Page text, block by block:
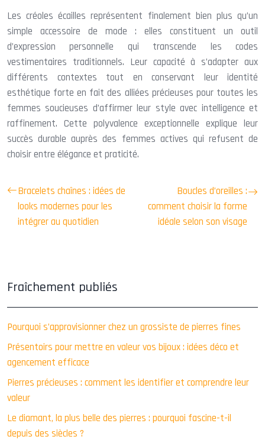
Les créoles écailles représentent finalement bien plus qu’un
simple accessoire de mode : elles constituent un outil
d’expression personnelle qui transcende les codes
vestimentaires traditionnels. Leur capacité à s’adapter aux
différents contextes tout en conservant leur identité
esthétique forte en fait des alliées précieuses pour toutes les
femmes soucieuses d’affirmer leur style avec intelligence et
raffinement. Cette polyvalence exceptionnelle explique leur
succès durable auprès des femmes actives qui refusent de
choisir entre élégance et praticité.
Bracelets chaînes : idées de
looks modernes pour les
intégrer au quotidien
Boucles d’oreilles :
comment choisir la forme
idéale selon son visage
Fraîchement publiés
Pourquoi s’approvisionner chez un grossiste de pierres fines
Présentoirs pour mettre en valeur vos bijoux : idées déco et
agencement efficace
Pierres précieuses : comment les identifier et comprendre leur
valeur
Le diamant, la plus belle des pierres : pourquoi fascine-t-il
depuis des siècles ?